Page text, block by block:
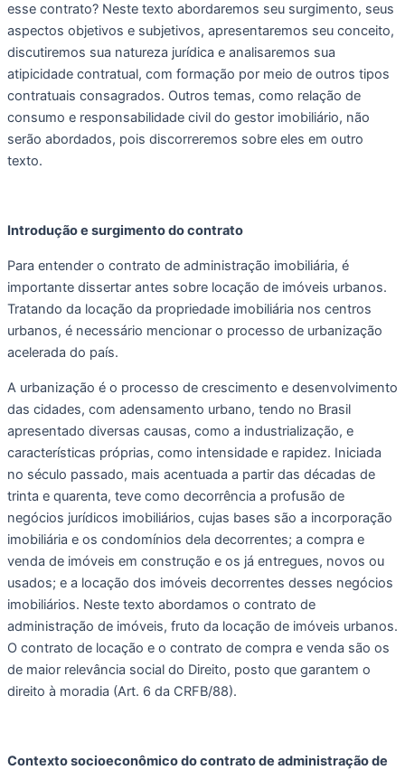
esse contrato? Neste texto abordaremos seu surgimento, seus
aspectos objetivos e subjetivos, apresentaremos seu conceito,
discutiremos sua natureza jurídica e analisaremos sua
atipicidade contratual, com formação por meio de outros tipos
contratuais consagrados. Outros temas, como relação de
consumo e responsabilidade civil do gestor imobiliário, não
serão abordados, pois discorreremos sobre eles em outro
texto.
Introdução e surgimento do contrato
Para entender o contrato de administração imobiliária, é
importante dissertar antes sobre locação de imóveis urbanos.
Tratando da locação da propriedade imobiliária nos centros
urbanos, é necessário mencionar o processo de urbanização
acelerada do país.
A urbanização é o processo de crescimento e desenvolvimento
das cidades, com adensamento urbano, tendo no Brasil
apresentado diversas causas, como a industrialização, e
características próprias, como intensidade e rapidez. Iniciada
no século passado, mais acentuada a partir das décadas de
trinta e quarenta, teve como decorrência a profusão de
negócios jurídicos imobiliários, cujas bases são a incorporação
imobiliária e os condomínios dela decorrentes; a compra e
venda de imóveis em construção e os já entregues, novos ou
usados; e a locação dos imóveis decorrentes desses negócios
imobiliários. Neste texto abordamos o contrato de
administração de imóveis, fruto da locação de imóveis urbanos.
O contrato de locação e o contrato de compra e venda são os
de maior relevância social do Direito, posto que garantem o
direito à moradia (Art. 6 da CRFB/88).
Contexto socioeconômico do contrato de administração de